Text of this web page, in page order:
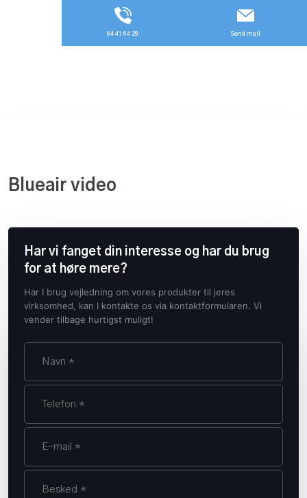
64 41 64 29 Send mail
​Blueair video
Har vi fanget din interesse og har du brug
for at høre mere?
Har I brug vejledning om vores produkter til jeres
virksomhed, kan I kontakte os via kontaktformularen. Vi
vender tilbage hurtigst muligt!